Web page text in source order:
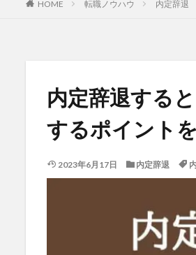
HOME 転職ノウハウ 内定辞退
内定辞退する
するポイント
2023年6月17日 内定辞退